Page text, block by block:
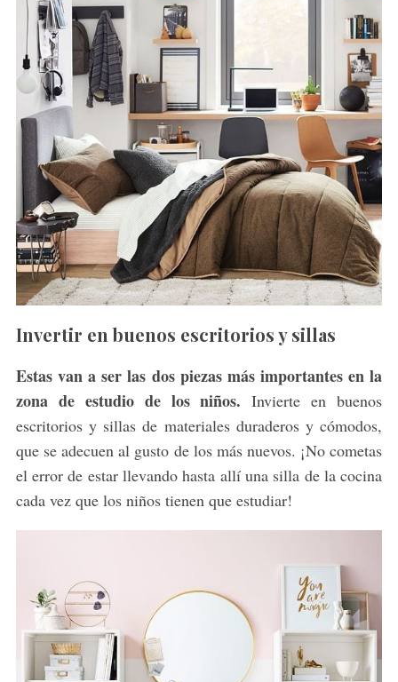
Invertir en buenos escritorios y sillas
Estas van a ser las dos piezas más importantes en la
zona de estudio de los niños.Invierte en buenos
escritorios y sillas de materiales duraderos y cómodos,
que se adecuen al gusto de los más nuevos. ¡No cometas
el error de estar llevando hasta allí una silla de la cocina
cada vez que los niños tienen que estudiar!